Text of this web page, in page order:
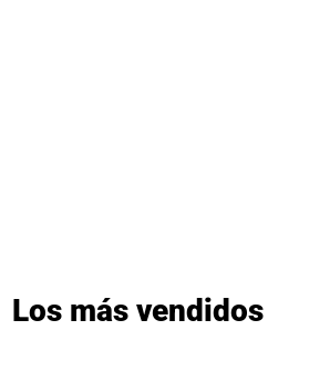
Los más vendidos